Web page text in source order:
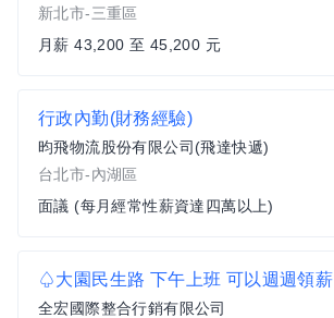
新北市-三重區
月薪 43,200 至 45,200 元
行政內勤(財務經驗)
昀飛物流股份有限公司(飛達快遞)
台北市-內湖區
面議 (每月經常性薪資達四萬以上)
♤大園民生路 下午上班 可以週週領薪
全宏國際整合行銷有限公司